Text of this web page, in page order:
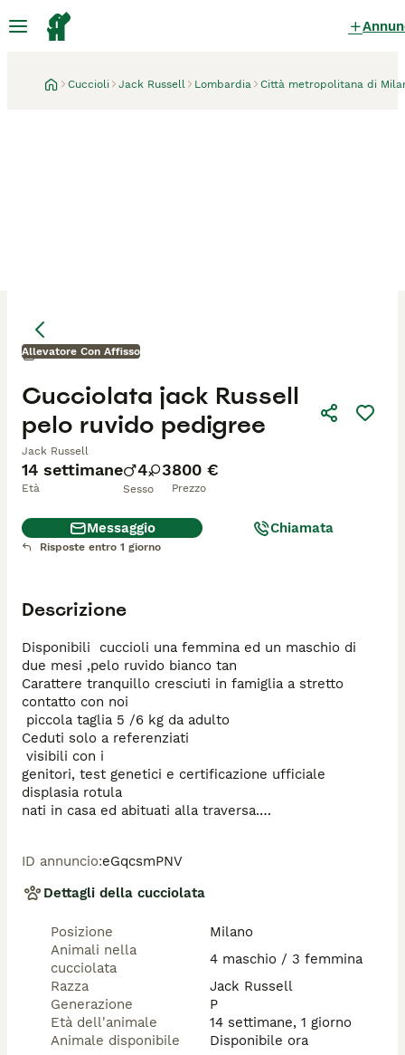
Cuccioli Jack Russell Lombardia Città metropolitana di
Allevatore Con Affisso
14 settimane
Età
4 3
Sesso
800 €
Prezzo
Cucciolata jack Russell
pelo ruvido pedigree
Jack Russell
1 mese Milano
Messaggio Chiamata
Risposte entro 1 giorno
Descrizione
Disponibili  cuccioli una femmina ed un maschio di
due mesi ,pelo ruvido bianco tan
Carattere tranquillo cresciuti in famiglia a stretto
contatto con noi
piccola taglia 5 /6 kg da adulto
Ceduti solo a referenziati
visibili con i
genitori, test genetici e certificazione ufficiale
displasia rotula
nati in casa ed abituati alla traversa.
Pedigree Roi
Microchip, due trattamenti sverminanti e due
vaccinazioni
Tassativamente no commercianti, no spedizioni a
sconosciuti, no allevatori
ID annuncio:eGqcsmPNV
Dettagli della cucciolata
Posizione
Milano
Animali nella
cucciolata
4 maschio / 3 femmina
Razza
Jack Russell
Generazione
P
Età dell'animale
14 settimane, 1 giorno
Animale disponibile
Disponibile ora